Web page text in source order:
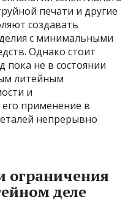
печати и другие
создавать
с минимальными
Однако стоит
пока не в состоянии
литейным
и
применение в
непрерывно
ограничения
деле